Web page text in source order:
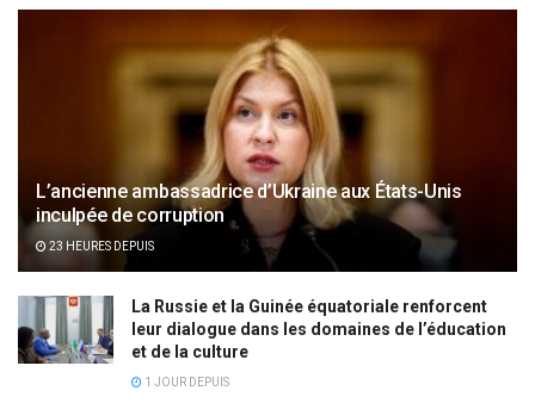
L’ancienne ambassadrice d’Ukraine aux États-Unis
inculpée de corruption
23 HEURES DEPUIS
La Russie et la Guinée équatoriale renforcent
leur dialogue dans les domaines de l’éducation
et de la culture
1 JOUR DEPUIS